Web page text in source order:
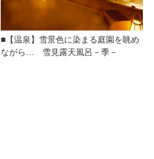
■【温泉】雪景色に染まる庭園を眺め
ながら… 雪見露天風呂－季－